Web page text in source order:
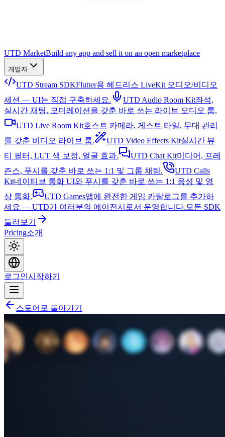
UTD MarketBuild any app and sell it on an open marketplace
개발자
UTD Stream SDKFlutter용 헤드리스 LiveKit 오디오/비디오
세션 — UI는 직접 구축하세요.
UTD Audio Room Kit좌석,
실시간 채팅, 모더레이션을 갖춘 바로 쓰는 라이브 오디오 룸.
UTD Live Room Kit호스트 카메라, 게스트 타일, 무대 관리
를 갖춘 비디오 라이브 룸.
UTD Video Effects Kit실시간 뷰
티 필터, LUT 색 보정, 얼굴 효과.
UTD Chat Kit미디어, 프레
즌스, 푸시를 갖춘 바로 쓰는 1:1 및 그룹 채팅.
UTD Calls
Kit네이티브 통화 UI와 푸시를 갖춘 바로 쓰는 1:1 음성 및 영
상 통화.
UTD Games앱에 완전한 게임 카탈로그를 추가하
세요 — UTD가 여러분의 에이전시로서 운영합니다. 모든 SDK
둘러보기
Pricing소개
로그인시작하기
스토어로 돌아가기